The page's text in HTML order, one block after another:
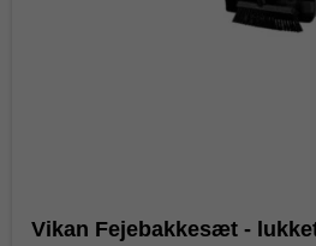
Vikan Fejebakkesæt -